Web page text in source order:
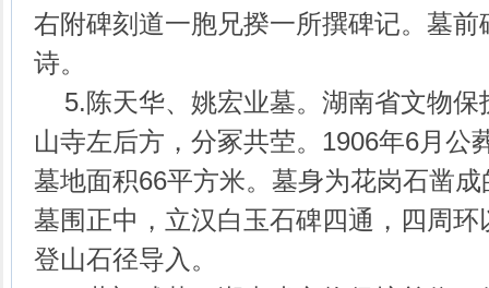
右附碑刻道一胞兄揆一所撰碑记。墓
诗。
5.陈天华、姚宏业墓。湖南省文物保
山寺左后方，分冢共茔。1906年6月公
墓地面积66平方米。墓身为花岗石凿
墓围正中，立汉白玉石碑四通，四周
登山石径导入。